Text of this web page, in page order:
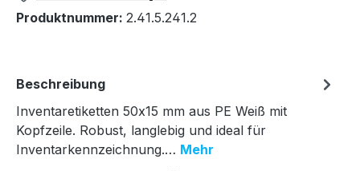
Produktnummer: 2.41.5.241.2
Beschreibung
Inventaretiketten 50x15 mm aus PE Weiß mit
Kopfzeile. Robust, langlebig und ideal für
Inventarkennzeichnung.… Mehr